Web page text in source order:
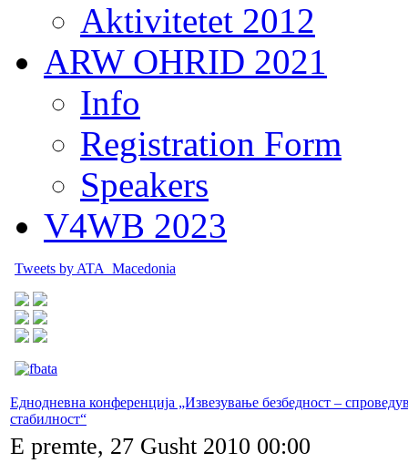
Aktivitetet 2012
ARW OHRID 2021
Info
Registration Form
Speakers
V4WB 2023
Tweets by ATA_Macedonia
Еднодневна конференција „Извезување безбедност –
стабилност“
E premte, 27 Gusht 2010 00:00